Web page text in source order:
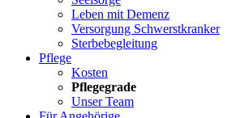
Leben mit Demenz
Versorgung Schwerstkranker
Sterbebegleitung
Pflege
Kosten
Pflegegrade
Unser Team